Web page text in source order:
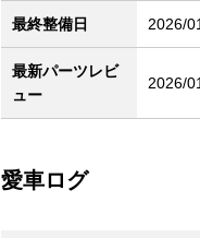
最終整備日 2026/
最新パーツレビ
ュー
2026/
愛車ログ